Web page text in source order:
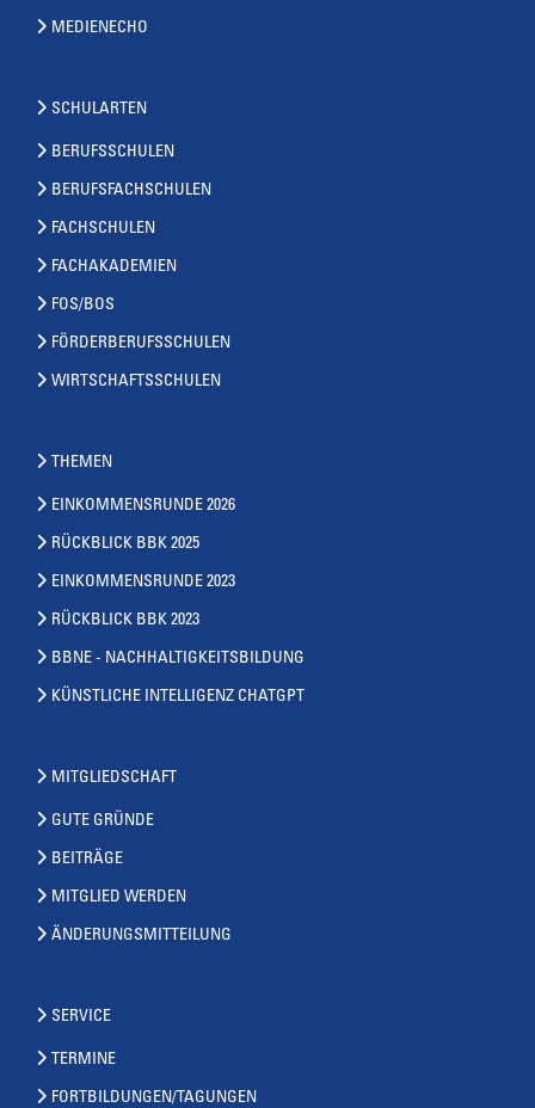
MEDIENECHO
SCHULARTEN
BERUFSSCHULEN
BERUFSFACHSCHULEN
FACHSCHULEN
FACHAKADEMIEN
FOS/BOS
FÖRDERBERUFSSCHULEN
WIRTSCHAFTSSCHULEN
THEMEN
EINKOMMENSRUNDE 2026
RÜCKBLICK BBK 2025
EINKOMMENSRUNDE 2023
RÜCKBLICK BBK 2023
BBNE - NACHHALTIGKEITSBILDUNG
KÜNSTLICHE INTELLIGENZ CHATGPT
MITGLIEDSCHAFT
GUTE GRÜNDE
BEITRÄGE
MITGLIED WERDEN
ÄNDERUNGSMITTEILUNG
SERVICE
TERMINE
FORTBILDUNGEN/TAGUNGEN